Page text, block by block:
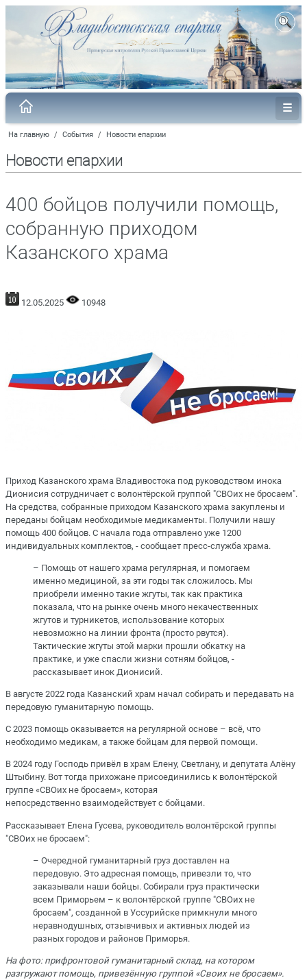
На главную / События / Новости епархии
Новости епархии
400 бойцов получили помощь,
собранную приходом
Казанского храма
12.05.2025 10948
Приход Казанского храма Владивостока под руководством инока
Дионисия сотрудничает с волонтёрской группой "СВОих не бросаем".
На средства, собранные приходом Казанского храма закуплены и
переданы бойцам необходимые медикаменты. Получили нашу
помощь 400 бойцов. С начала года отправлено уже 1200
индивидуальных комплектов, - сообщает пресс-служба храма.
– Помощь от нашего храма регулярная, и помогаем
именно медициной, за эти годы так сложилось. Мы
приобрели именно такие жгуты, так как практика
показала, что на рынке очень много некачественных
жгутов и турникетов, использование которых
невозможно на линии фронта (просто рвутся).
Тактические жгуты этой марки прошли обкатку на
практике, и уже спасли жизни сотням бойцов, -
рассказывает инок Дионисий.
В августе 2022 года Казанский храм начал собирать и передавать на
передовую гуманитарную помощь.
С 2023 помощь оказывается на регулярной основе – всё, что
необходимо медикам, а также бойцам для первой помощи.
В 2024 году Господь привёл в храм Елену, Светлану, и депутата Алёну
Штыбину. Вот тогда прихожане присоединились к волонтёрской
группе «СВОих не бросаем», которая
непосредственно взаимодействует с бойцами.
Рассказывает Елена Гусева, руководитель волонтёрской группы
"СВОих не бросаем":
– Очередной гуманитарный груз доставлен на
передовую. Это адресная помощь, привезли то, что
заказывали наши бойцы. Собирали груз практически
всем Приморьем – к волонтёрской группе "СВОих не
бросаем", созданной в Уссурийске примкнули много
неравнодушных, отзывчивых и активных людей из
разных городов и районов Приморья.
На фото: прифронтовой гуманитарный склад, на котором
разгружают помощь, привезённую группой «Своих не бросаем».